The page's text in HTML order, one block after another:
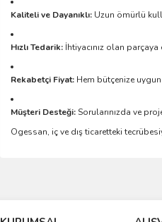
Kaliteli ve Dayanıklı: Uzun ömürlü
Hızlı Tedarik: İhtiyacınız olan parçaya
Rekabetçi Fiyat: Hem bütçenize
Müşteri Desteği:Sorularınızda ve
Ogessan, iç ve dış ticaretteki